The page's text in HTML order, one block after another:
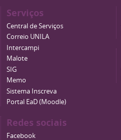
Serviços
Central de Serviços
Correio UNILA
Intercampi
Malote
SIG
Memo
Sistema Inscreva
Portal EaD (Moodle)
Redes sociais
Facebook